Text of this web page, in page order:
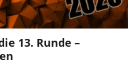
13. Runde –